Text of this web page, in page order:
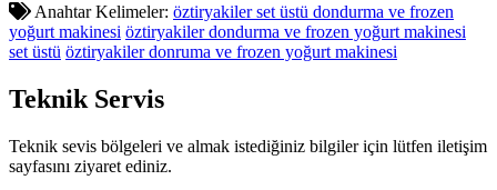
Anahtar Kelimeler: öztiryakiler set üstü dondurma ve frozen
yoğurt makinesi öztiryakiler dondurma ve frozen yoğurt makinesi
set üstü öztiryakiler donruma ve frozen yoğurt makinesi
Teknik Servis
Teknik sevis bölgeleri ve almak istediğiniz bilgiler için lütfen iletişim
sayfasını ziyaret ediniz.